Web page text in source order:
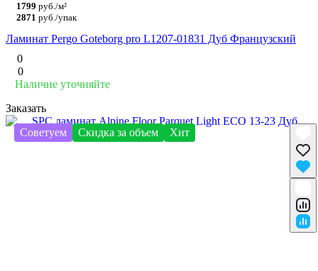
1799 руб./м²
2871 руб./упак
Ламинат Pergo Goteborg pro L1207-01831 Дуб Французский
0
0
Наличие уточняйте
Заказать
Советуем
Скидка за объем Хит